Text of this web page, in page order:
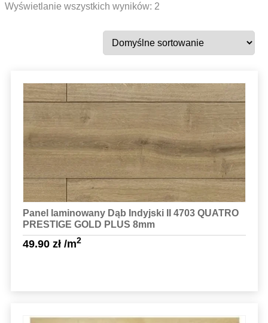
Wyświetlanie wszystkich wyników: 2
Panel laminowany Dąb Indyjski II 4703 QUATRO
PRESTIGE GOLD PLUS 8mm
49.90 zł/m2